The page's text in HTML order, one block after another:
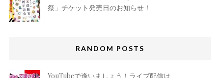
祭」チケット発売日のお知らせ！
RANDOM POSTS
YouTubeで逢いましょう！ライブ配信は